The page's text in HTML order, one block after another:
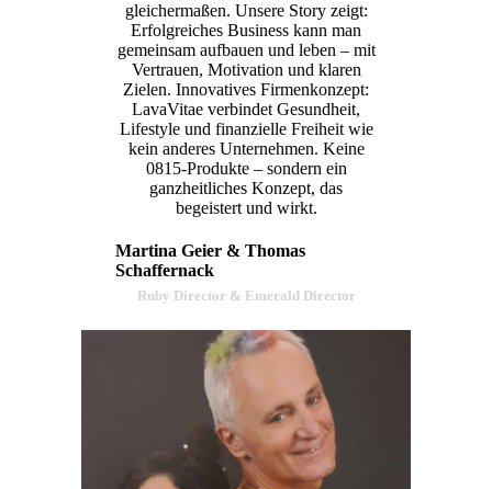
gleichermaßen. Unsere Story zeigt:
Erfolgreiches Business kann man
gemeinsam aufbauen und leben – mit
Vertrauen, Motivation und klaren
Zielen. Innovatives Firmenkonzept:
LavaVitae verbindet Gesundheit,
Lifestyle und finanzielle Freiheit wie
kein anderes Unternehmen. Keine
0815-Produkte – sondern ein
ganzheitliches Konzept, das
begeistert und wirkt.
Martina Geier & Thomas
Schaffernack
Ruby Director & Emerald Director